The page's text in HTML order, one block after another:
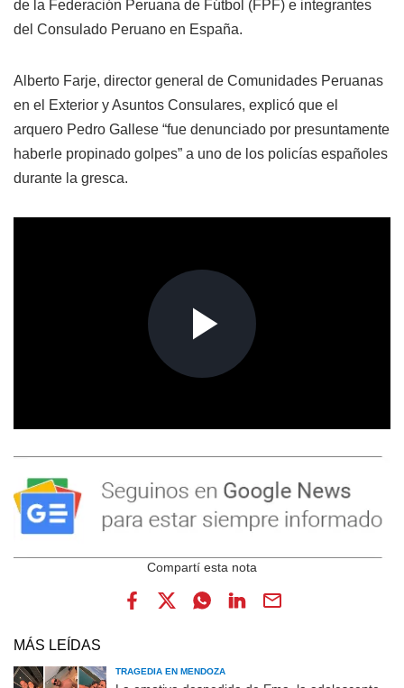
de la Federación Peruana de Fútbol (FPF) e integrantes
del Consulado Peruano en España.
Alberto Farje, director general de Comunidades Peruanas
en el Exterior y Asuntos Consulares, explicó que el
arquero Pedro Gallese “fue denunciado por presuntamente
haberle propinado golpes” a uno de los policías españoles
durante la gresca.
MÁS LEÍDAS
TRAGEDIA EN MENDOZA